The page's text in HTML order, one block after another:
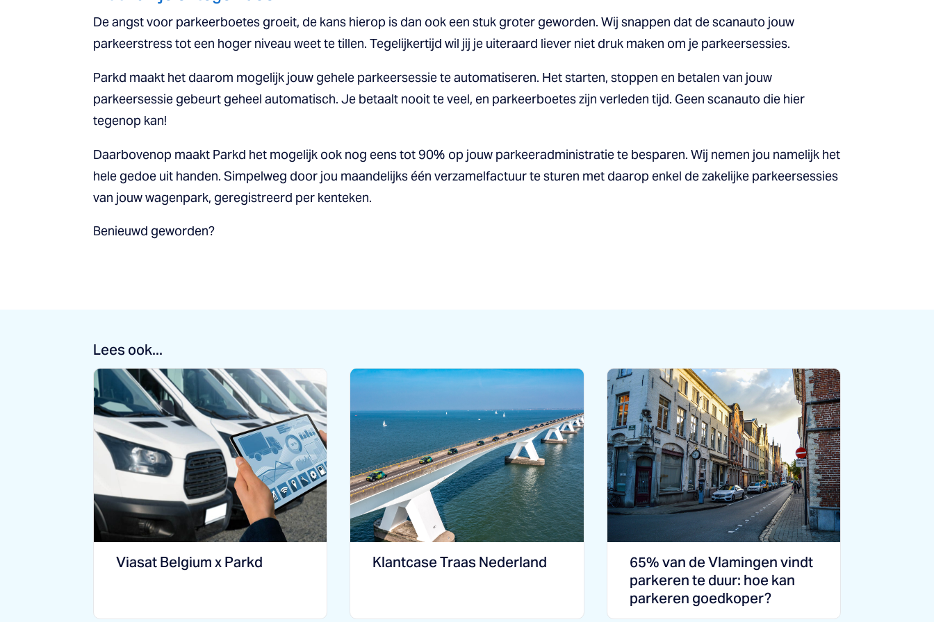
De angst voor parkeerboetes groeit, de kans hierop is dan ook een stuk groter geworden. Wij snappen dat de scanauto jouw
parkeerstress tot een hoger niveau weet te tillen. Tegelijkertijd wil jij je uiteraard liever niet druk maken om je parkeersessies.
Parkd maakt het daarom mogelijk jouw gehele parkeersessie te automatiseren. Het starten, stoppen en betalen van jouw
parkeersessie gebeurt geheel automatisch. Je betaalt nooit te veel, en parkeerboetes zijn verleden tijd. Geen scanauto die hier
tegenop kan!
Daarbovenop maakt Parkd het mogelijk ook nog eens tot 90% op jouw parkeeradministratie te besparen. Wij nemen jou namelijk het
hele gedoe uit handen. Simpelweg door jou maandelijks één verzamelfactuur te sturen met daarop enkel de zakelijke parkeersessies
van jouw wagenpark, geregistreerd per kenteken.
Benieuwd geworden?
Lees ook...
Viasat Belgium x Parkd Klantcase Traas Nederland
65% van de Vlamingen vindt
parkeren te duur: hoe kan
parkeren goedkoper?